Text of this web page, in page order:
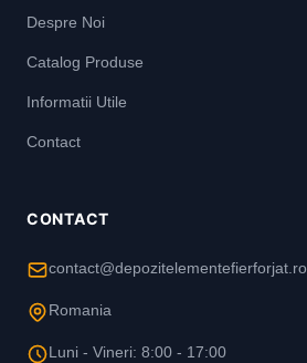
Despre Noi
Catalog Produse
Informatii Utile
Contact
CONTACT
contact@depozitelementefierforjat.ro
Romania
Luni - Vineri: 8:00 - 17:00